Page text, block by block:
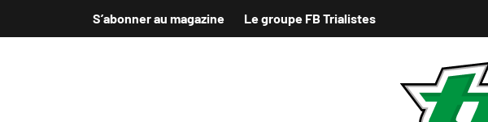
S’abonner au magazine Le groupe FB Trialistes